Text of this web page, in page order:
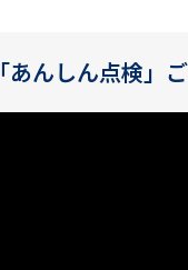
「あんしん点検」